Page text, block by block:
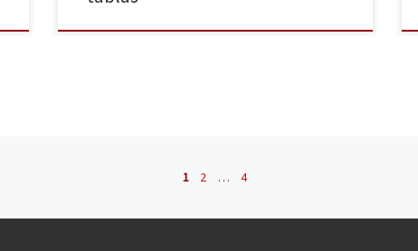
1 2 … 4